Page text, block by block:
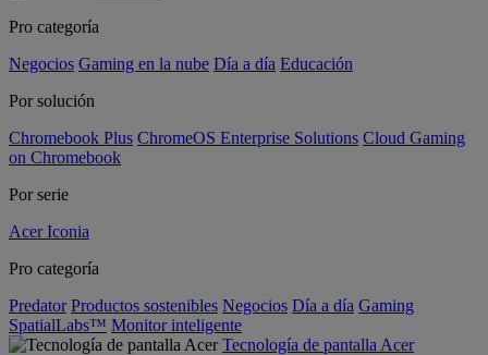
Pro categoría
Negocios Gaming en la nube Día a día Educación
Por solución
Chromebook Plus ChromeOS Enterprise Solutions Cloud Gaming
on Chromebook
Por serie
Acer Iconia
Pro categoría
Predator Productos sostenibles Negocios Día a día Gaming
SpatialLabs™ Monitor inteligente
Tecnología de pantalla Acer